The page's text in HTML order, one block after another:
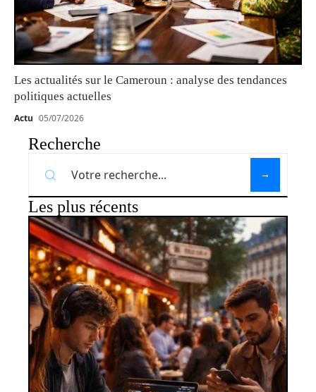
Les actualités sur le Cameroun : analyse des tendances
politiques actuelles
Actu 05/07/2026
Recherche
Les plus récents